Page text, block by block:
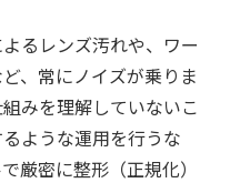
るレンズ汚れや、ワー
、常にノイズが乗りま
みを理解していないこ
ような運用を行うな
厳密に整形（正規化）